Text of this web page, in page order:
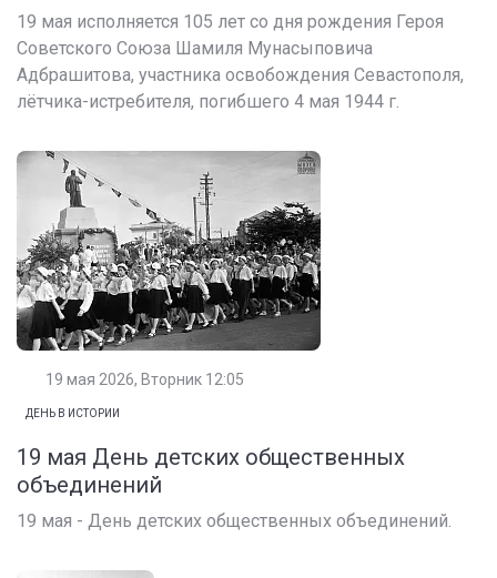
19 мая исполняется 105 лет со дня рождения Героя
Советского Союза Шамиля Мунасыповича
Адбрашитова, участника освобождения Севастополя,
лётчика-истребителя, погибшего 4 мая 1944 г.
19 мая 2026, Вторник 12:05
ДЕНЬ В ИСТОРИИ
19 мая День детских общественных
объединений
19 мая - День детских общественных объединений.